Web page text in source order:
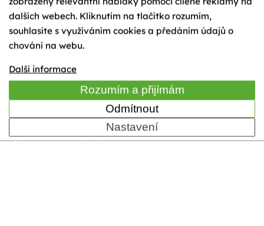
Přihlásit se do newsletteru
Přihlaste se do našeho newsletteru a získejte
všechny novinky.
Odesláním souhlasíte sezpracováním osobních
dalších webech. Kliknutím na tlačítko rozumím,
souhlasíte s využíváním cookies a předáním údajů o
chování na webu.
Další informace
Rozumím a přijímám
Odmítnout
Nastavení